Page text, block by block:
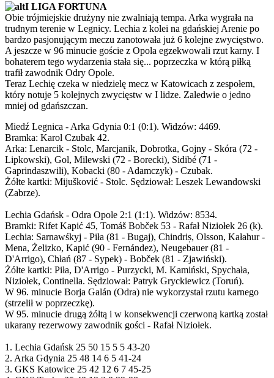
I LIGA FORTUNA
Obie trójmiejskie drużyny nie zwalniają tempa. Arka wygrała na
trudnym terenie w Legnicy. Lechia z kolei na gdańskiej Arenie po
bardzo pasjonującym meczu zanotowała już 6 kolejne zwycięstwo.
A jeszcze w 96 minucie goście z Opola egzekwowali rzut karny. I
bohaterem tego wydarzenia stała się... poprzeczka w którą piłką
trafił zawodnik Odry Opole.
Teraz Lechię czeka w niedzielę mecz w Katowicach z zespołem,
który notuje 5 kolejnych zwycięstw w I lidze. Zaledwie o jedno
mniej od gdańszczan.
Miedź Legnica - Arka Gdynia 0:1 (0:1). Widzów: 4469.
Bramka: Karol Czubak 42.
Arka: Lenarcik - Stolc, Marcjanik, Dobrotka, Gojny - Skóra (72 -
Lipkowski), Gol, Milewski (72 - Borecki), Sidibé (71 -
Gaprindaszwili), Kobacki (80 - Adamczyk) - Czubak.
Żółte kartki: Mijušković - Stolc. Sędziował: Leszek Lewandowski
(Zabrze).
Lechia Gdańsk - Odra Opole 2:1 (1:1). Widzów: 8534.
Bramki: Rifet Kapić 45, Tomáš Bobček 53 - Rafał Niziołek 26 (k).
Lechia: Sarnawśkyj - Piła (81 - Bugaj), Chindriș, Olsson, Kałahur -
Mena, Żelizko, Kapić (90 - Fernández), Neugebauer (81 -
D'Arrigo), Chłań (87 - Sypek) - Bobček (81 - Zjawiński).
Żółte kartki: Piła, D'Arrigo - Purzycki, M. Kamiński, Spychała,
Niziołek, Continella. Sędziował: Patryk Gryckiewicz (Toruń).
W 96. minucie Borja Galán (Odra) nie wykorzystał rzutu karnego
(strzelił w poprzeczkę).
W 95. minucie drugą żółtą i w konsekwencji czerwoną kartką został
ukarany rezerwowy zawodnik gości - Rafał Niziołek.
1. Lechia Gdańsk 25 50 15 5 5 43-20
2. Arka Gdynia 25 48 14 6 5 41-24
3. GKS Katowice 25 42 12 6 7 45-25